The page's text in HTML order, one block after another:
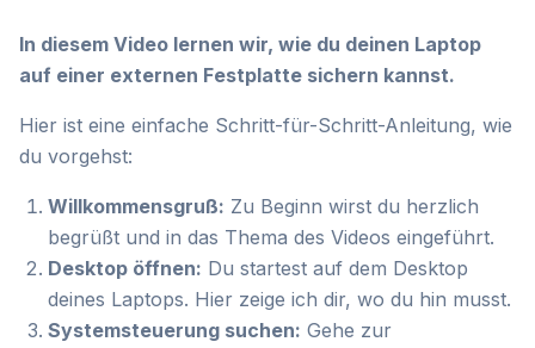
In diesem Video lernen wir, wie du deinen Laptop
auf einer externen Festplatte sichern kannst.
Hier ist eine einfache Schritt-für-Schritt-Anleitung, wie
du vorgehst:
Willkommensgruß: Zu Beginn wirst du herzlich
begrüßt und in das Thema des Videos eingeführt.
Desktop öffnen: Du startest auf dem Desktop
deines Laptops. Hier zeige ich dir, wo du hin musst.
Systemsteuerung suchen: Gehe zur